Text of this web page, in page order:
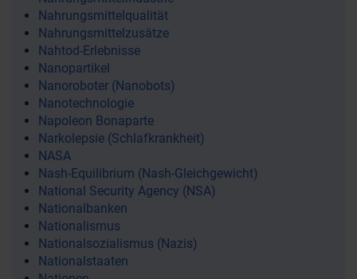
Nahrungsmittelqualität
Nahrungsmittelzusätze
Nahtod-Erlebnisse
Nanopartikel
Nanoroboter (Nanobots)
Nanotechnologie
Napoleon Bonaparte
Narkolepsie (Schlafkrankheit)
NASA
Nash-Equilibrium (Nash-Gleichgewicht)
National Security Agency (NSA)
Nationalbanken
Nationalismus
Nationalsozialismus (Nazis)
Nationalstaaten